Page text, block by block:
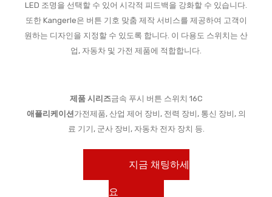
LED 조명을 선택할 수 있어 시각적 피드백을 강화할 수 있습니다.
또한 Kangerle은 버튼 기호 맞춤 제작 서비스를 제공하여 고객이
원하는 디자인을 지정할 수 있도록 합니다. 이 다용도 스위치는 산
업, 자동차 및 가전 제품에 적합합니다.
제품 시리즈금속 푸시 버튼 스위치 16C
애플리케이션 가전제품, 산업 제어 장비, 전력 장비, 통신 장비, 의
료 기기, 군사 장비, 자동차 전자 장치 등.
지금 채팅하세
요